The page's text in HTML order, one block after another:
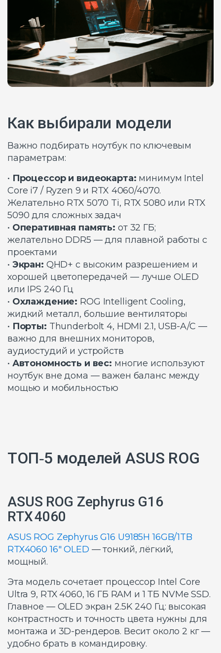
Как выбирали модели
Важно подбирать ноутбук по ключевым
параметрам:
• Процессор и видеокарта: минимум Intel
Core i7 / Ryzen 9 и RTX 4060/4070.
Желательно RTX 5070 Ti, RTX 5080 или RTX
5090 для сложных задач
• Оперативная память: от 32 ГБ;
желательно DDR5 — для плавной работы с
проектами
• Экран: QHD+ с высоким разрешением и
хорошей цветопередачей — лучше OLED
или IPS 240 Гц
• Охлаждение: ROG Intelligent Cooling,
жидкий металл, большие вентиляторы
• Порты: Thunderbolt 4, HDMI 2.1, USB-A/C —
важно для внешних мониторов,
аудиостудий и устройств
• Автономность и вес: многие используют
ноутбук вне дома — важен баланс между
мощью и мобильностью
ТОП‑5 моделей ASUS ROG
ASUS ROG Zephyrus G16
RTX 4060
ASUS ROG Zephyrus G16 U9185H 16GB/1TB
RTX4060 16″ OLED — тонкий, лёгкий,
мощный.
Эта модель сочетает процессор Intel Core
Ultra 9, RTX 4060, 16 ГБ RAM и 1 ТБ NVMe SSD.
Главное — OLED экран 2.5K 240 Гц: высокая
контрастность и точность цвета нужны для
монтажа и 3D-рендеров. Весит около 2 кг —
удобно брать в командировку.